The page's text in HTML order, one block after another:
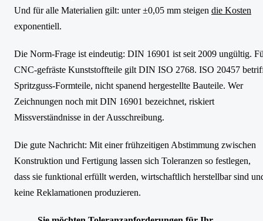
Und für alle Materialien gilt: unter ±0,05 mm steigen die Kosten
exponentiell.
Die Norm-Frage ist eindeutig: DIN 16901 ist seit 2009 ungültig.
CNC-gefräste Kunststoffteile gilt DIN ISO 2768. ISO 20457
Spritzguss-Formteile, nicht spanend hergestellte Bauteile. Wer
Zeichnungen noch mit DIN 16901 bezeichnet, riskiert
Missverständnisse in der Ausschreibung.
Die gute Nachricht: Mit einer frühzeitigen Abstimmung zwischen
Konstruktion und Fertigung lassen sich Toleranzen so festlegen,
dass sie funktional erfüllt werden, wirtschaftlich herstellbar sind
keine Reklamationen produzieren.